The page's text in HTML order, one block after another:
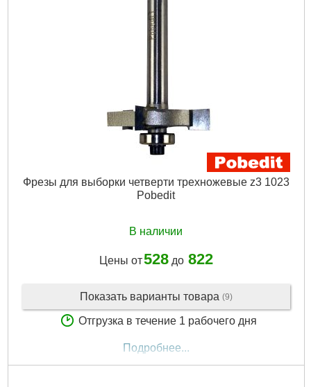
Фрезы для выборки четверти трехножевые z3 1023
Pobedit
В наличии
Цены от528до 822
Показать варианты товара (9)
Отгрузка в течение 1 рабочего дня
Подробнее...